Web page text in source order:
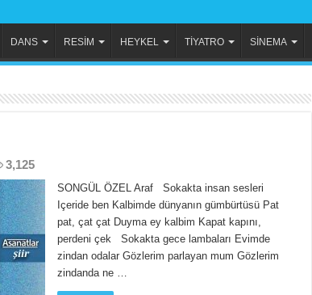
DANS RESİM HEYKEL TİYATRO SİNEMA
3,125
SONGÜL ÖZEL Araf Sokakta insan sesleri
Içeride ben Kalbimde dünyanın gümbürtüsü Pat
pat, çat çat Duyma ey kalbim Kapat kapını,
perdeni çek Sokakta gece lambaları Evimde
zindan odalar Gözlerim parlayan mum Gözlerim
zindanda ne …